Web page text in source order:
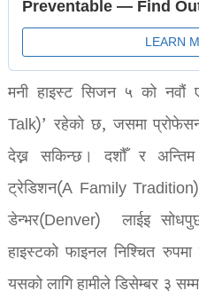
मनी हाइस्ट सिजन ५ को नवौं
Talk)’ रहेको छ, जसमा
देख्न सकिन्छ। दशौँ र अन्तिम
ट्रेडिशन(A Family
डेन्भर(Denver) लाईइ
हाइस्टको फाइनल निश्चित
यसको लागि हामीले डिसेम्बर ३ सम्म